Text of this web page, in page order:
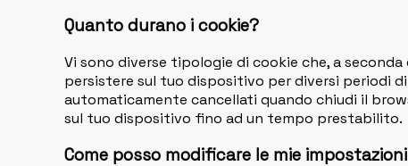
Quanto durano i cookie?
Vi sono diverse tipologie di cookie che, a
persistere sul tuo dispositivo per diversi periodi
automaticamente cancellati quando chiudi il
sul tuo dispositivo fino ad un tempo prestabilito.
Come posso modificare le mie